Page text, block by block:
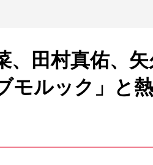
、田村真佑、
モルック」と